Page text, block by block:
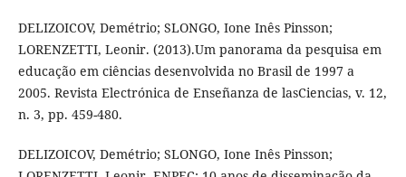
DELIZOICOV, Demétrio; SLONGO, Ione Inês Pinsson;
LORENZETTI, Leonir. (2013).Um panorama da pesquisa em
educação em ciências desenvolvida no Brasil de 1997 a
2005. Revista Electrónica de Enseñanza de lasCiencias, v. 12,
n. 3, pp. 459-480.
DELIZOICOV, Demétrio; SLONGO, Ione Inês Pinsson;